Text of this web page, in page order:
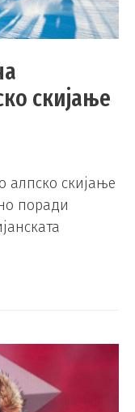
скијање
алпско скијање
поради